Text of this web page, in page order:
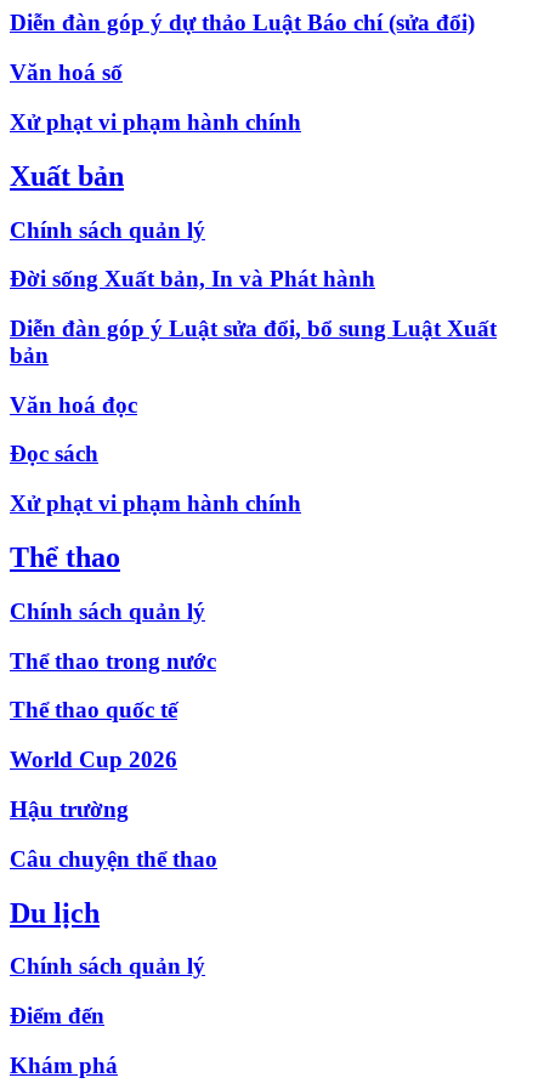
Diễn đàn góp ý dự thảo Luật Báo chí (sửa đổi)
Văn hoá số
Xử phạt vi phạm hành chính
Xuất bản
Chính sách quản lý
Đời sống Xuất bản, In và Phát hành
Diễn đàn góp ý Luật sửa đổi, bổ sung Luật Xuất
bản
Văn hoá đọc
Đọc sách
Xử phạt vi phạm hành chính
Thể thao
Chính sách quản lý
Thể thao trong nước
Thể thao quốc tế
World Cup 2026
Hậu trường
Câu chuyện thể thao
Du lịch
Chính sách quản lý
Điểm đến
Khám phá